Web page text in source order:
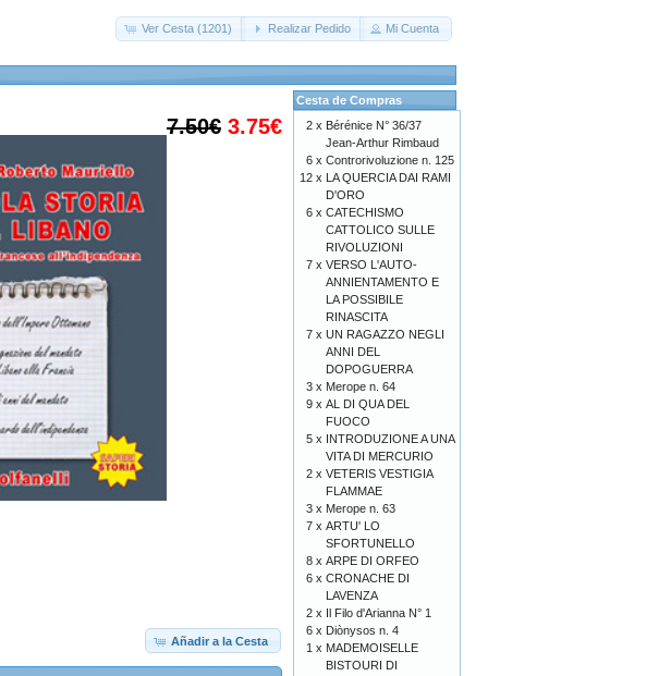
Ver Cesta (1201) Realizar Pedido Mi Cuenta
7.50€ 3.75€
Añadir a la Cesta
Cesta de Compras
2 x Bérénice N° 36/37
Jean-Arthur Rimbaud
6 x Controrivoluzione n. 125
12 x LA QUERCIA DAI RAMI
D'ORO
6 x CATECHISMO
CATTOLICO SULLE
RIVOLUZIONI
7 x VERSO L'AUTO-
ANNIENTAMENTO E
LA POSSIBILE
RINASCITA
7 x UN RAGAZZO NEGLI
ANNI DEL
DOPOGUERRA
3 x Merope n. 64
9 x AL DI QUA DEL
FUOCO
5 x INTRODUZIONE A UNA
VITA DI MERCURIO
2 x VETERIS VESTIGIA
FLAMMAE
3 x Merope n. 63
7 x ARTU' LO
SFORTUNELLO
8 x ARPE DI ORFEO
6 x CRONACHE DI
LAVENZA
2 x Il Filo d'Arianna N° 1
6 x Diònysos n. 4
1 x MADEMOISELLE
BISTOURI DI